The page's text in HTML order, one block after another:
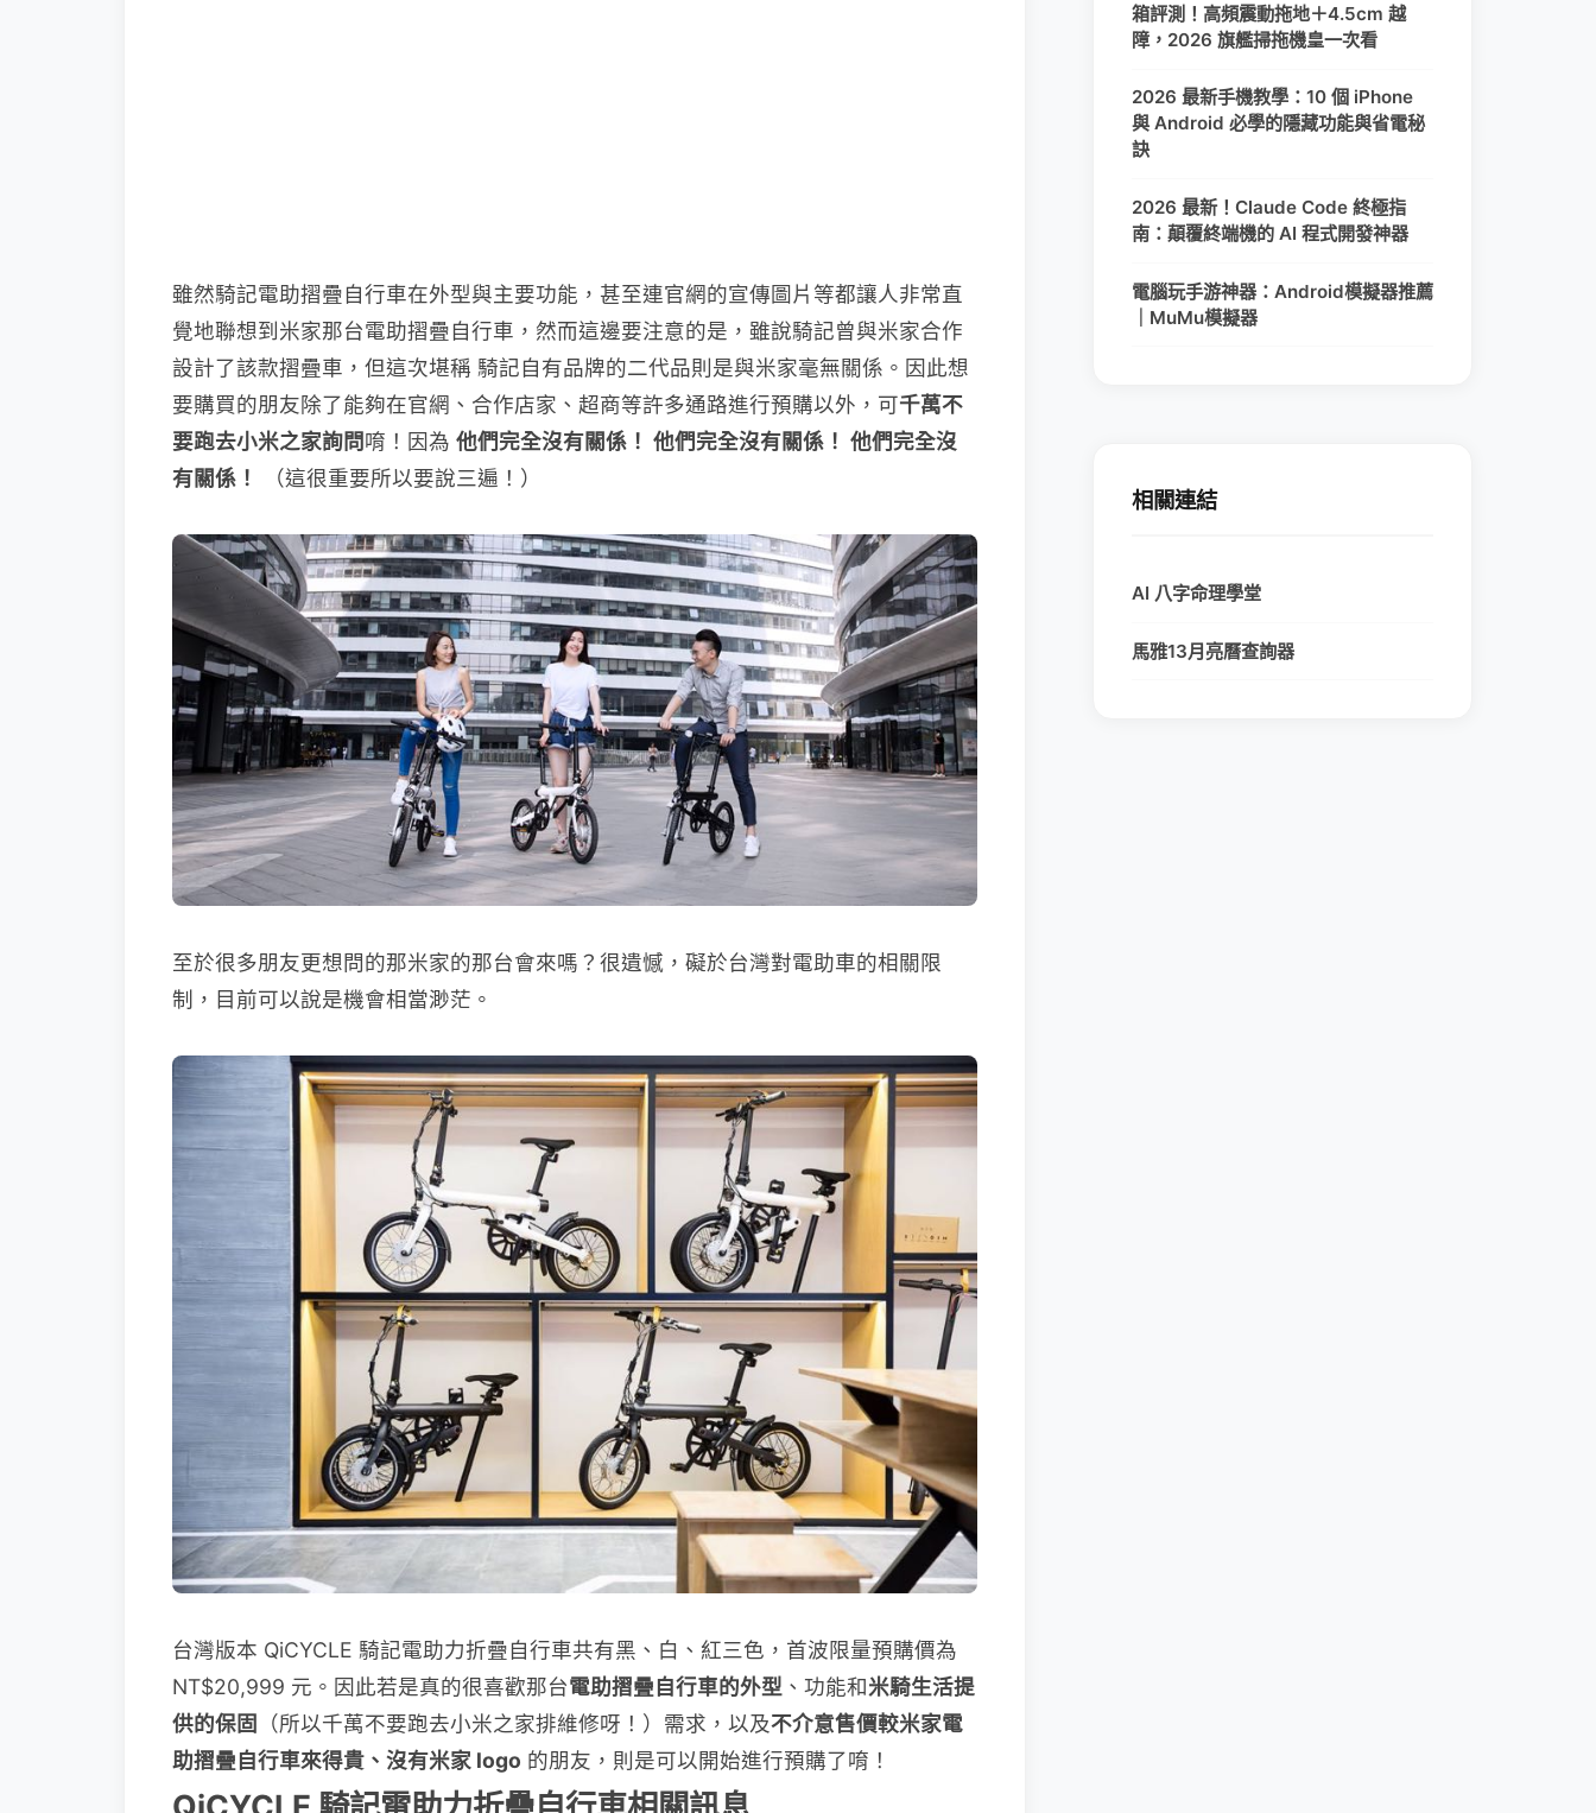
雖然騎記電助摺疊自行車在外型與主要功能，甚至連官網的宣傳圖片等都讓人非常直
覺地聯想到米家那台電助摺疊自行車，然而這邊要注意的是，雖說騎記曾與米家合作
設計了該款摺疊車，但這次堪稱 騎記自有品牌的二代品則是與米家毫無關係。因此想
要購買的朋友除了能夠在官網、合作店家、超商等許多通路進行預購以外，可千萬不
要跑去小米之家詢問唷！因為 他們完全沒有關係！ 他們完全沒有關係！ 他們完全沒
有關係！
（這很重要所以要說三遍！）
至於很多朋友更想問的那米家的那台會來嗎？很遺憾，礙於台灣對電助車的相關限
制，目前可以說是機會相當渺茫。
台灣版本 QiCYCLE 騎記電助力折疊自行車共有黑、白、紅三色，首波限量預購價為
NT$20,999 元。因此若是真的很喜歡那台電助摺疊自行車的外型 、功能和米騎生活提
供的保固 （所以千萬不要跑去小米之家排維修呀！）需求，以及不介意售價較米家電
助摺疊自行車來得貴、沒有米家 logo 的朋友，則是可以開始進行預購了唷！
箱評測！高頻震動拖地＋4.5cm 越
障，2026 旗艦掃拖機皇一次看
2026 最新手機教學：10 個 iPhone
與 Android 必學的隱藏功能與省電秘
訣
2026 最新！Claude Code 終極指
南：顛覆終端機的 AI 程式開發神器
電腦玩手游神器：Android模擬器推薦
｜MuMu模擬器
相關連結
AI 八字命理學堂
馬雅13月亮曆查詢器